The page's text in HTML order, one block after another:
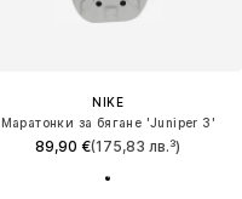
NIKE
Маратонки за бягане 'Juniper 3'
89,90 €(175,83 лв.³)